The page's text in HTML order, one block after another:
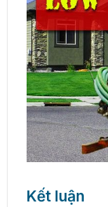
Kết luận